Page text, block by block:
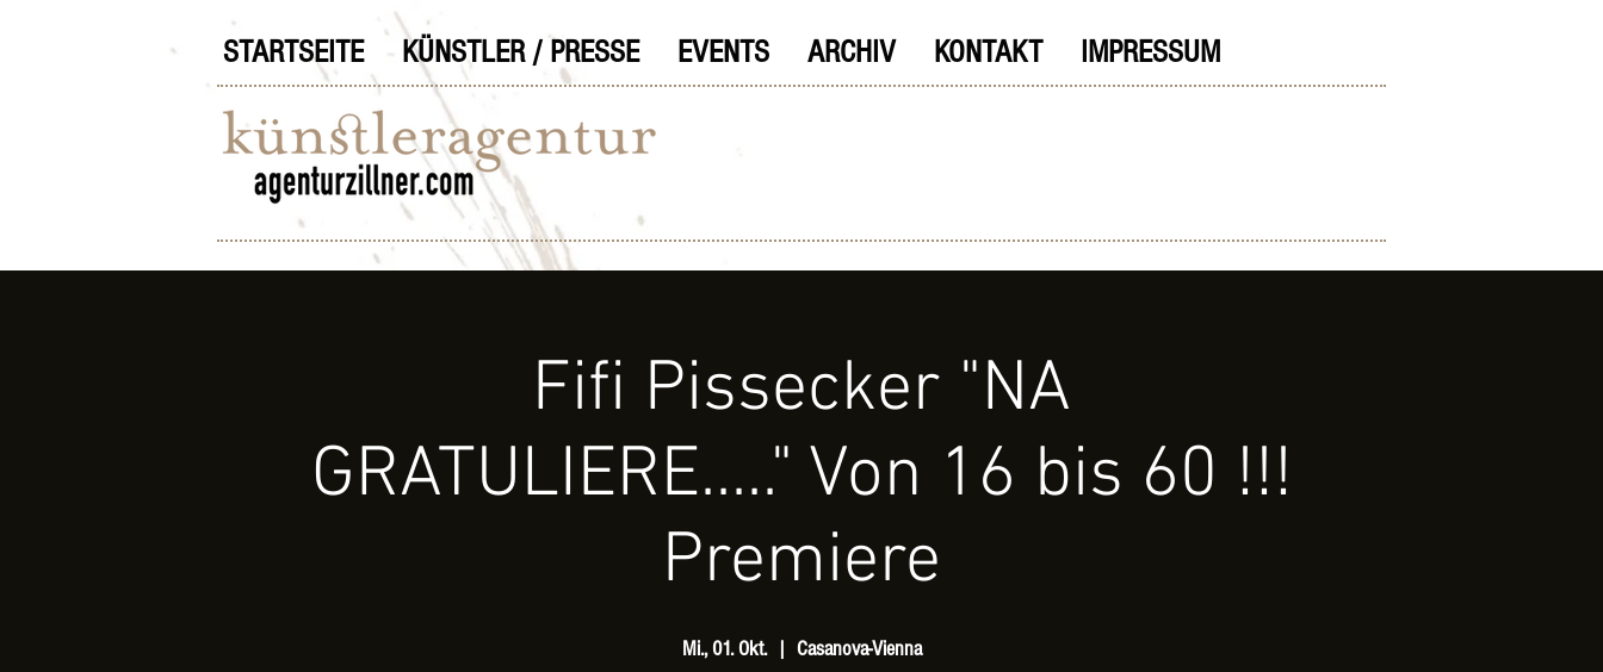
STARTSEITE KÜNSTLER / PRESSE EVENTS ARCHIV KONTAKT IMPRESSUM
Fifi Pissecker "NA
GRATULIERE....." Von 16 bis 60 !!!
Premiere
Mi., 01. Okt.
  |
Casanova-Vienna